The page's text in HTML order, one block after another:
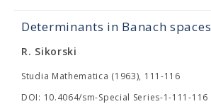
Determinants in Banach spaces
R. Sikorski
Studia Mathematica (1963), 111-116
DOI: 10.4064/sm-Special Series-1-111-116